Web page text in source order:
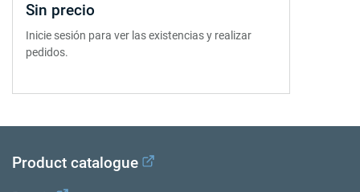
Sin precio
Inicie sesión para ver las existencias y realizar
pedidos.
Product catalogue